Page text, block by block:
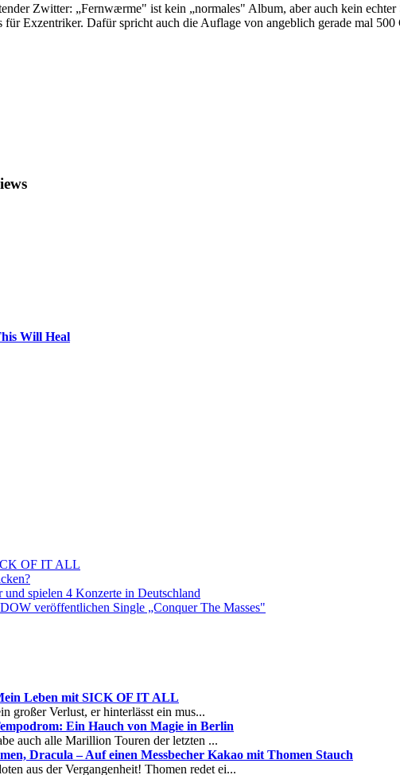
Zwitter: „Fernwærme" ist kein „normales" Album, aber auch kein
Exzentriker. Dafür spricht auch die Auflage von angeblich gerade mal 500
Will Heal
OF IT ALL
spielen 4 Konzerte in Deutschland
veröffentlichen Single „Conquer The Masses"
Leben mit SICK OF IT ALL
großer Verlust, er hinterlässt ein mus...
Ein Hauch von Magie in Berlin
auch alle Marillion Touren der letzten ...
Dracula – Auf einen Messbecher Kakao mit Thomen Stauch
aus der Vergangenheit! Thomen redet ei...